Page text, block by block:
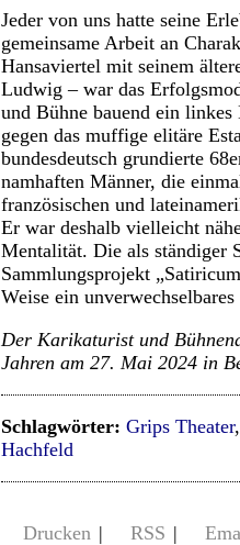
Jeder von uns hatte seine
gemeinsame Arbeit an
Hansaviertel mit seinem
Ludwig – war das
und Bühne bauend ein
gegen das muffige elitäre
bundesdeutsch grundierte
namhaften Männer, die
französischen und
Er war deshalb vielleicht
Mentalität. Die als ständiger
Sammlungsprojekt
Weise ein
Der Karikaturist und
Jahren am 27. Mai 2024 in
Schlagwörter: Grips Theater
Hachfeld
Drucken | RSS |